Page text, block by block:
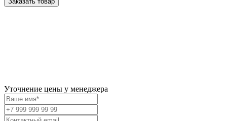
Уточнение цены у менеджера